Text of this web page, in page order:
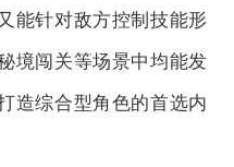
能针对敌方控制技能形
境闯关等场景中均能发
造综合型角色的首选内